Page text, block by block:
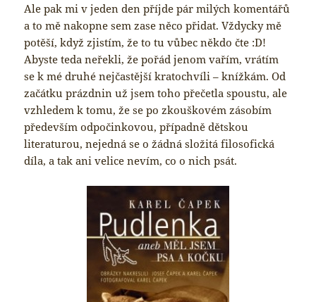
Ale pak mi v jeden den příjde pár milých komentářů
a to mě nakopne sem zase něco přidat. Vždycky mě
potěší, když zjistím, že to tu vůbec někdo čte :D!
Abyste teda neřekli, že pořád jenom vařím, vrátím
se k mé druhé nejčastější kratochvíli – knížkám. Od
začátku prázdnin už jsem toho přečetla spoustu, ale
vzhledem k tomu, že se po zkouškovém zásobím
především odpočinkovou, případně dětskou
literaturou, nejedná se o žádná složitá filosofická
díla, a tak ani velice nevím, co o nich psát.